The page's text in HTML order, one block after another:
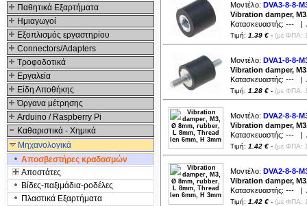
Παθητικά Εξαρτήματα
Hμιαγωγοί
Εξοπλισμός εργαστηρίου
Connectors/Adapters
Τροφοδοτικά
Εργαλεία
Είδη Αποθήκης
Όργανα μέτρησης
Arduino / Raspberry Pi
Καθαριστικά - Χημικά
Μηχανολογικά
Αποσβεστήρες κραδασμών
Αποστάτες
Βίδες-παξιμάδια-ροδέλες
Πλαστικά Εξαρτήματα
Μοντέλο: DVA3-8-8-
Vibration damper,
Κατασκευαστής: --- |
Τιμή: 1.39 € - (με ΦΠΑ:
Μοντέλο: DVA1-8-8-
Vibration damper,
Κατασκευαστής: --- |
Τιμή: 1.28 € - (με ΦΠΑ:
Μοντέλο: DVA2-8-8-
Vibration damper,
Κατασκευαστής: --- |
Τιμή: 1.42 € - (με ΦΠΑ:
Μοντέλο: DVA2-8-8-
Vibration damper,
Κατασκευαστής: --- |
Τιμή: 1.42 € - (με ΦΠΑ: